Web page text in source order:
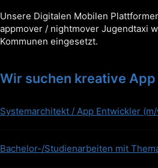
Unsere Digitalen Mobilen
appmover / nightmover Jugendtaxi
Kommunen eingesetzt.
Wir suchen kreative
Systemarchitekt / App Entwickler
Bachelor-/Studienarbeiten mit